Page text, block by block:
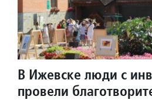
В Ижевске люди с
провели